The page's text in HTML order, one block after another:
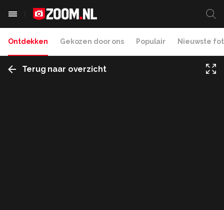
Ontdekken Gekozen door ons Populair Nieuwste
Terug naar overzicht